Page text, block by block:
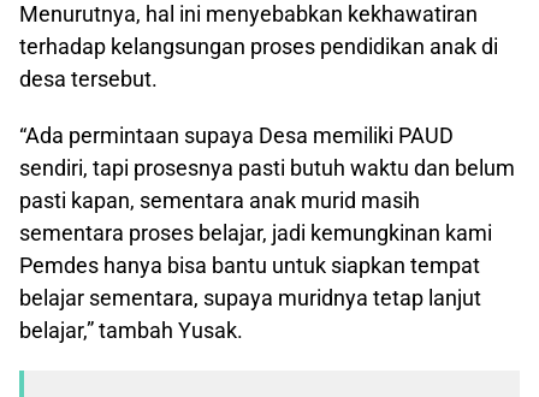
Menurutnya, hal ini menyebabkan kekhawatiran
terhadap kelangsungan proses pendidikan anak di
desa tersebut.
“Ada permintaan supaya Desa memiliki PAUD
sendiri, tapi prosesnya pasti butuh waktu dan belum
pasti kapan, sementara anak murid masih
sementara proses belajar, jadi kemungkinan kami
Pemdes hanya bisa bantu untuk siapkan tempat
belajar sementara, supaya muridnya tetap lanjut
belajar,” tambah Yusak.